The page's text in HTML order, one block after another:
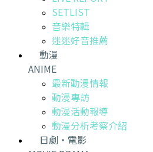
SETLIST
音樂特輯
迷迷好音推薦
動漫
ANIME
最新動漫情報
動漫專訪
動漫活動報導
動漫分析考察介紹
日劇・電影